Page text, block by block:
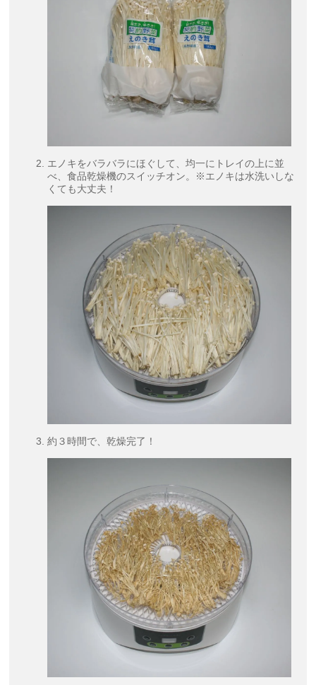
エノキをバラバラにほぐして、均一にトレイの上に並
べ、食品乾燥機のスイッチオン。※エノキは水洗いしな
くても大丈夫！
約３時間で、乾燥完了！